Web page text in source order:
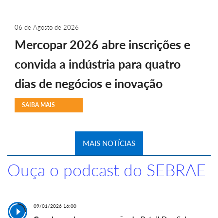
06 de Agosto de 2026
Mercopar 2026 abre inscrições e
convida a indústria para quatro
dias de negócios e inovação
SAIBA MAIS
MAIS NOTÍCIAS
Ouça o podcast do SEBRAE
09/01/2026 16:00